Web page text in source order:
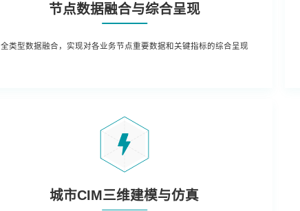
节点数据融合与综合呈现
全类型数据融合，实现对各业务节点重要数据和关键指标的综合呈现
城市CIM三维建模与仿真